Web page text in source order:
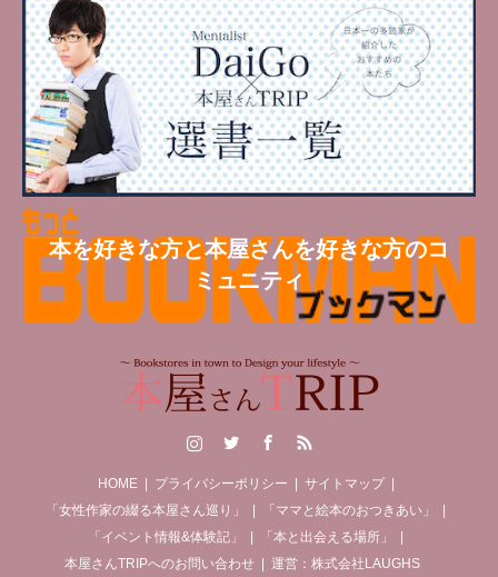
本を好きな方と本屋さんを好きな方のコ
ミュニティ
RSS
HOME プライバシーポリシー
サイトマップ
「女性作家の綴る本屋さん巡り」
「ママと絵本のおつきあい」
「イベント情報&体験記」
「本と出会える場所」
本屋さんTRIPへのお問い合わせ
運営：株式会社LAUGHS